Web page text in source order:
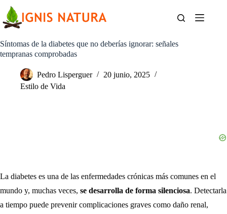
contenido
Síntomas de la diabetes que no deberías ignorar: señales
tempranas comprobadas
Pedro Lisperguer
20 junio, 2025
Estilo de Vida
La diabetes es una de las enfermedades crónicas más comunes en el
mundo y, muchas veces, se desarrolla de forma silenciosa. Detectarla
a tiempo puede prevenir complicaciones graves como daño renal,